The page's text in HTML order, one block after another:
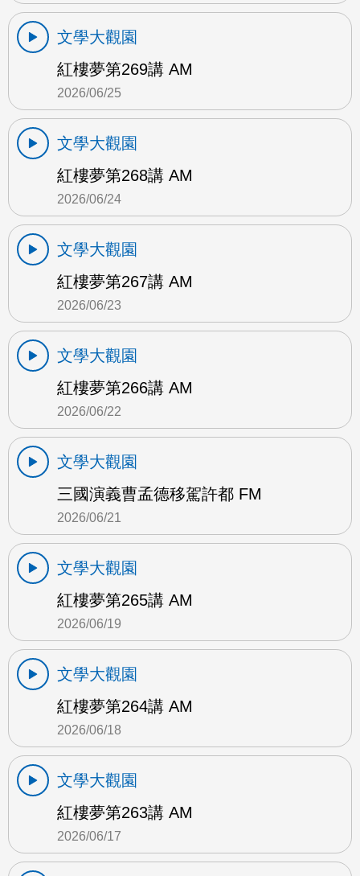
文學大觀園
紅樓夢第269講 AM
2026/06/25
文學大觀園
紅樓夢第268講 AM
2026/06/24
文學大觀園
紅樓夢第267講 AM
2026/06/23
文學大觀園
紅樓夢第266講 AM
2026/06/22
文學大觀園
三國演義曹孟德移駕許都 FM
2026/06/21
文學大觀園
紅樓夢第265講 AM
2026/06/19
文學大觀園
紅樓夢第264講 AM
2026/06/18
文學大觀園
紅樓夢第263講 AM
2026/06/17